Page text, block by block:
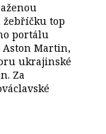
top
portálu
Aston Martin,
ukrajinské
Za